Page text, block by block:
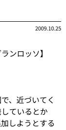
2009.10.25
ンロッソ】
、近づいてく
ているとか
しようとする